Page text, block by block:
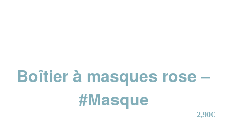
Boîtier à masques rose –
#Masque
2,90€